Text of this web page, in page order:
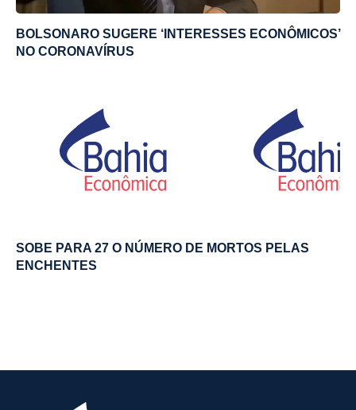
BOLSONARO SUGERE ‘INTERESSES ECONÔMICOS’
NO CORONAVÍRUS
SOBE PARA 27 O NÚMERO DE MORTOS PELAS
ENCHENTES